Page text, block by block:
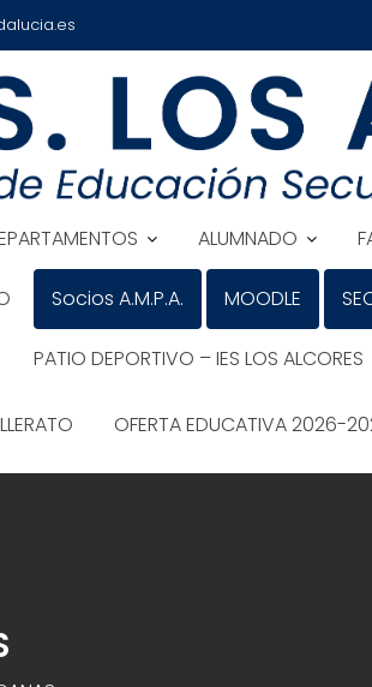
ALUMNADO
Socios A.M.P.A. MOODLE
PATIO DEPORTIVO – IES LOS ALCORES
OFERTA EDUCATIVA 2026-